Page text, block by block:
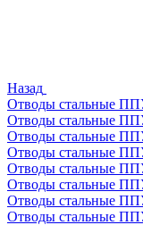
Назад
Отводы стальные
Отводы стальные
Отводы стальные
Отводы стальные
Отводы стальные
Отводы стальные
Отводы стальные
Отводы стальные